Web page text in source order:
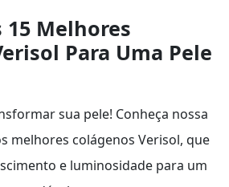
15 Melhores
Para Uma Pele
sua pele! Conheça nossa
melhores colágenos Verisol, que
e luminosidade para um